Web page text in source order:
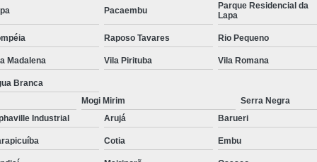
Limpeza de Fachada Predial
Limpeza Fachada
Limpeza
Limpeza de Loteamento
Limpeza de Terreno com
Limpeza de Terreno Industrial
Pacaembu
Parque Residencial da
Lapa
Raposo Tavares Rio Pequeno
Madalena Vila Pirituba Vila Romana
Branca
Mogi Mirim Serra Negra
Industrial Arujá Barueri
Cotia Embu